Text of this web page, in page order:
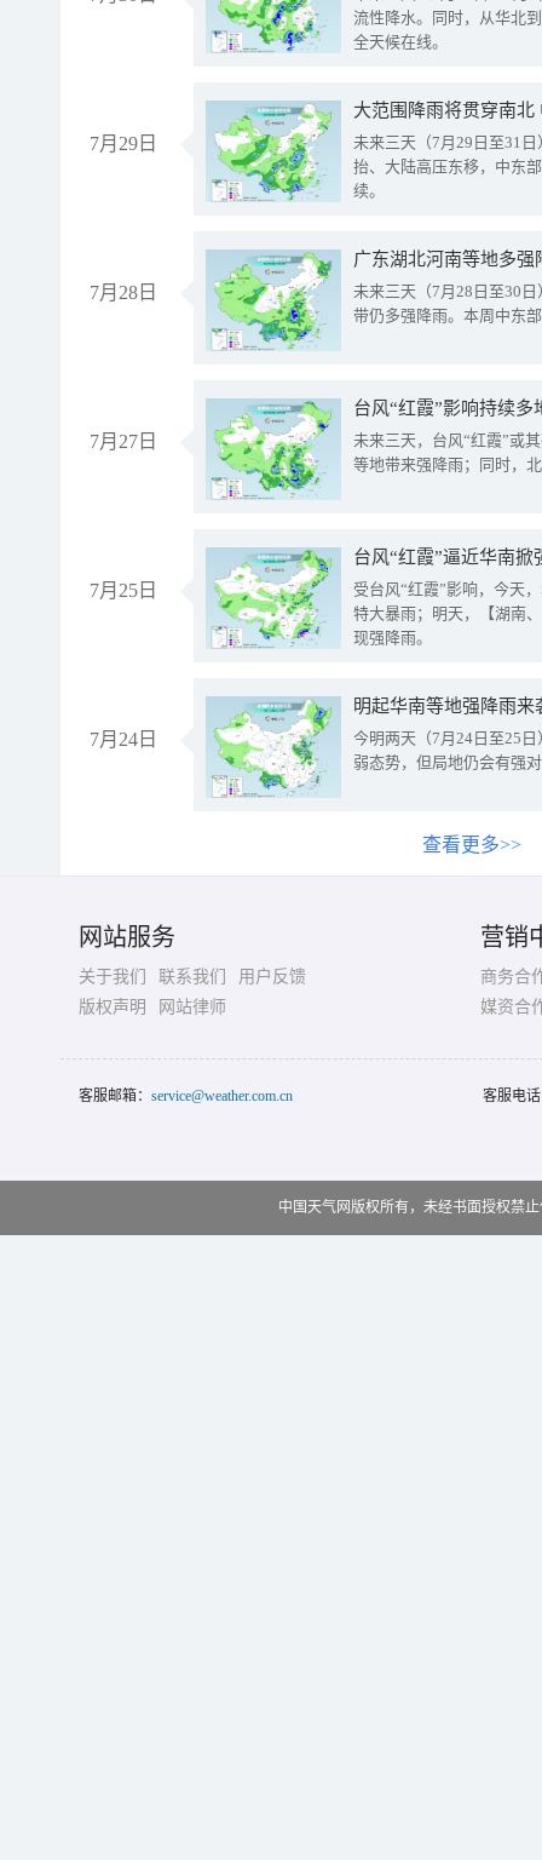
流性降水。同时，从华北
全天候在线。
7月29日
大范围降雨将贯穿南
未来三天（7月29日至31
抬、大陆高压东移，中东
续。
7月28日
广东湖北河南等地多
未来三天（7月28日至30
带仍多强降雨。本周中东
7月27日
台风“红霞”影响持续
未来三天，台风“红霞”或
等地带来强降雨；同时，
7月25日
台风“红霞”逼近华南
受台风“红霞”影响，今天
特大暴雨；明天，【湖南
现强降雨。
7月24日
明起华南等地强降雨
今明两天（7月24日至25
弱态势，但局地仍会有强
查看更多>>
网站服务
关于我们 联系我们
用户反馈
版权声明
网站律师
营销
商务合
媒资合
客服邮箱： service@weather.com.cn 客服电
中国天气网版权所有，未经书面授权